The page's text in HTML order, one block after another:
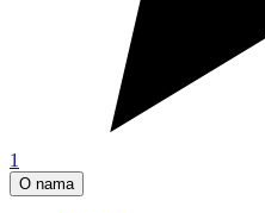
1
O nama